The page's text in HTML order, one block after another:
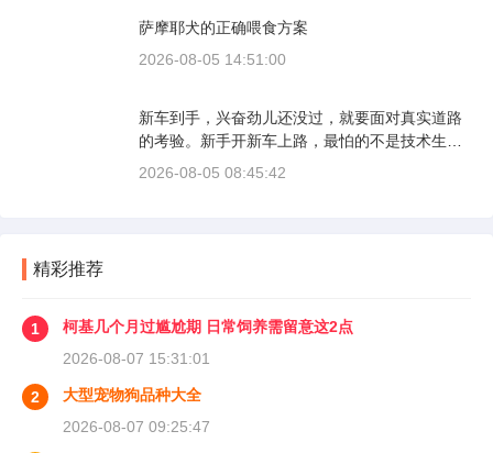
萨摩耶犬的正确喂食方案
2026-08-05 14:51:00
新车到手，兴奋劲儿还没过，就要面对真实道路
的考验。新手开新车上路，最怕的不是技术生
疏，而是对车况和路况的双重陌生。磨合期内，
2026-08-05 08:45:42
精彩推荐
1
柯基几个月过尴尬期 日常饲养需留意这2点
2026-08-07 15:31:01
2
大型宠物狗品种大全
2026-08-07 09:25:47